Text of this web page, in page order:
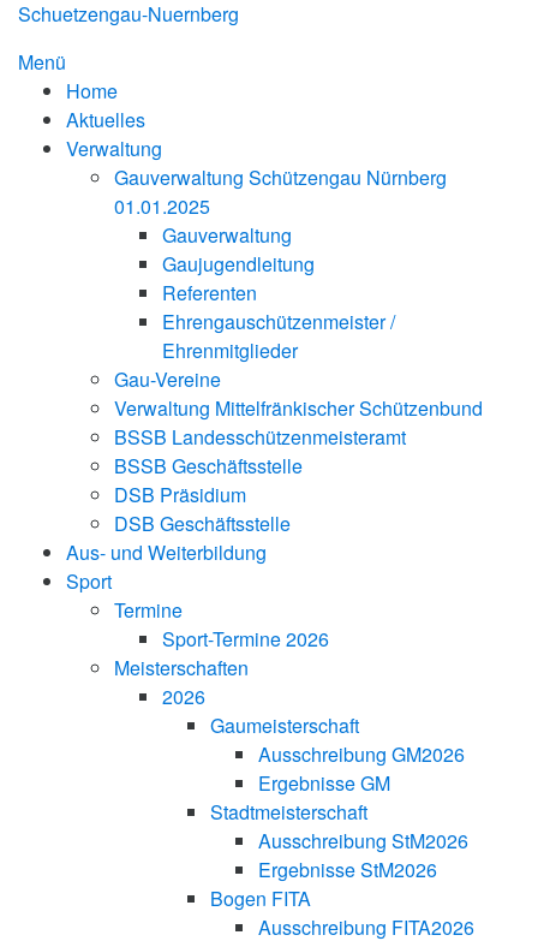
Zum
springen
Schuetzengau-Nuernberg
Menü
Home
Aktuelles
Verwaltung
Gauverwaltung Schützengau Nürnberg
01.01.2025
Gauverwaltung
Gaujugendleitung
Referenten
Ehrengauschützenmeister /
Ehrenmitglieder
Gau-Vereine
Verwaltung Mittelfränkischer Schützenbund
BSSB Landesschützenmeisteramt
BSSB Geschäftsstelle
DSB Präsidium
DSB Geschäftsstelle
Aus- und Weiterbildung
Sport
Termine
Sport-Termine 2026
Meisterschaften
2026
Gaumeisterschaft
Ausschreibung GM2026
Ergebnisse GM
Stadtmeisterschaft
Ausschreibung StM2026
Ergebnisse StM2026
Bogen FITA
Ausschreibung FITA2026